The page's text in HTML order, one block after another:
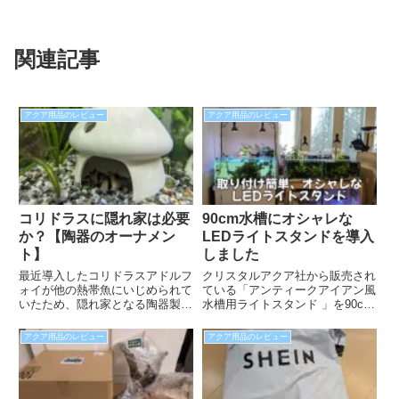
関連記事
アクア用品のレビュー
コリドラスに隠れ家は必要
か？【陶器のオーナメン
ト】
最近導入したコリドラスアドルフ
ォイが他の熱帯魚にいじめられて
いたため、隠れ家となる陶器製の
た。コリドラスは入ってくれるの
か？他の熱帯魚が入ってしまうの
か？観察する楽しみが一つ増えま
したので紹介したいと思います。
アクア用品のレビュー
90cm水槽にオシャレな
LEDライトスタンドを導入
しました
クリスタルアクア社から販売され
ている「アンティークアイアン風
水槽用ライトスタンド 」を90cm
スタンドなら側面の取り付けても
違和感がありませんので、ライト
スクリーンを使用していても、問
題なく取り付けることが可能とな
っております。
アクア用品のレビュー アクア用品のレビュー